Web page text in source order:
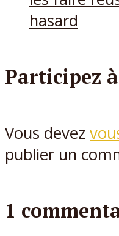
hasard
Participez
Vous devez
publier un
1